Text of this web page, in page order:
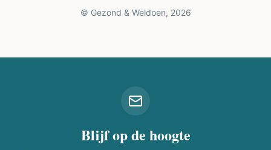
© Gezond & Weldoen, 2026
Blijf op de hoogte